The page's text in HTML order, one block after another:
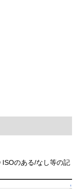
ISOのある/なし等の記
↑